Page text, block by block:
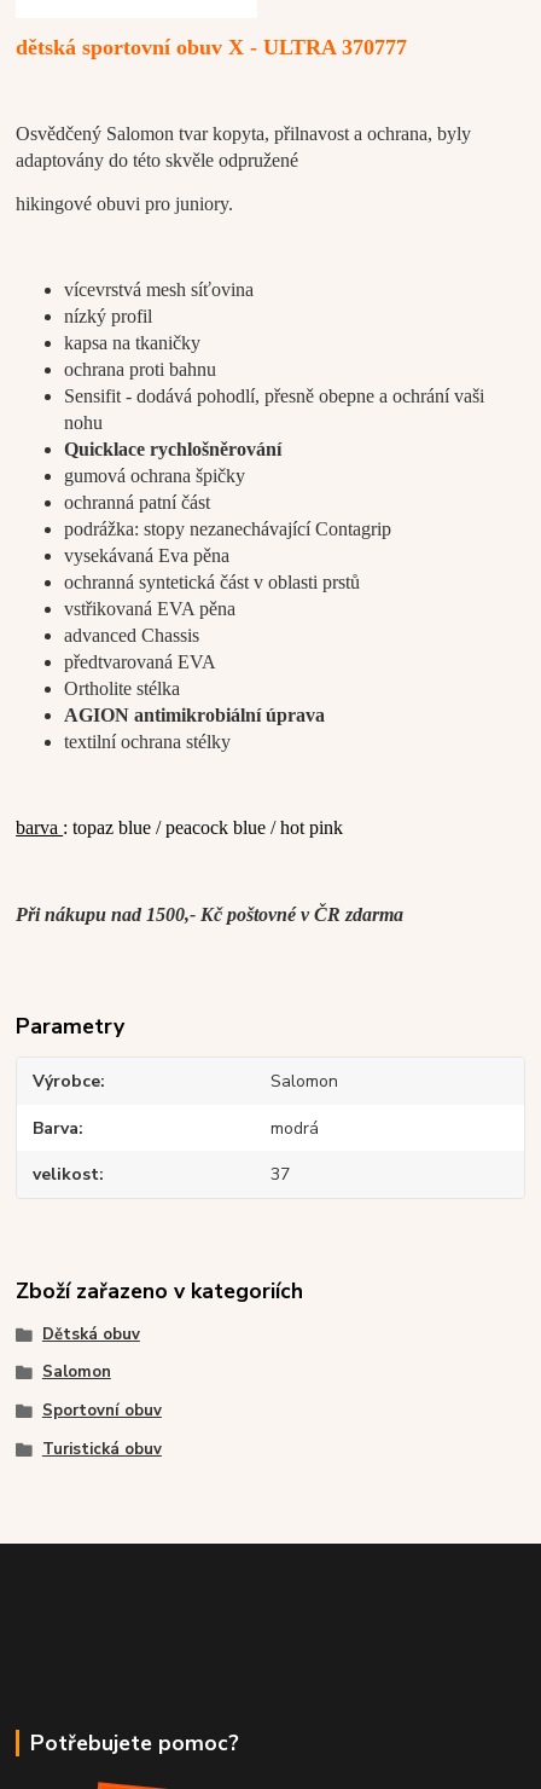
dětská sportovní obuv X - ULTRA 370777
Osvědčený Salomon tvar kopyta, přilnavost a ochrana, byly
adaptovány do této skvěle odpružené
hikingové obuvi pro juniory.
vícevrstvá mesh síťovina
nízký profil
kapsa na tkaničky
ochrana proti bahnu
Sensifit - dodává pohodlí, přesně obepne a ochrání vaši
nohu
Quicklace rychlošněrování
gumová ochrana špičky
ochranná patní část
podrážka: stopy nezanechávající Contagrip
vysekávaná Eva pěna
ochranná syntetická část v oblasti prstů
vstřikovaná EVA pěna
advanced Chassis
předtvarovaná EVA
Ortholite stélka
AGION antimikrobiální úprava
textilní ochrana stélky
barva :topaz blue / peacock blue / hot pink
Při nákupu nad 1500,- Kč poštovné v ČR zdarma
Parametry
Výrobce Salomon
Barva modrá
velikost 37
Zboží zařazeno v kategoriích
Dětská obuv
Salomon
Sportovní obuv
Turistická obuv
Potřebujete pomoc?